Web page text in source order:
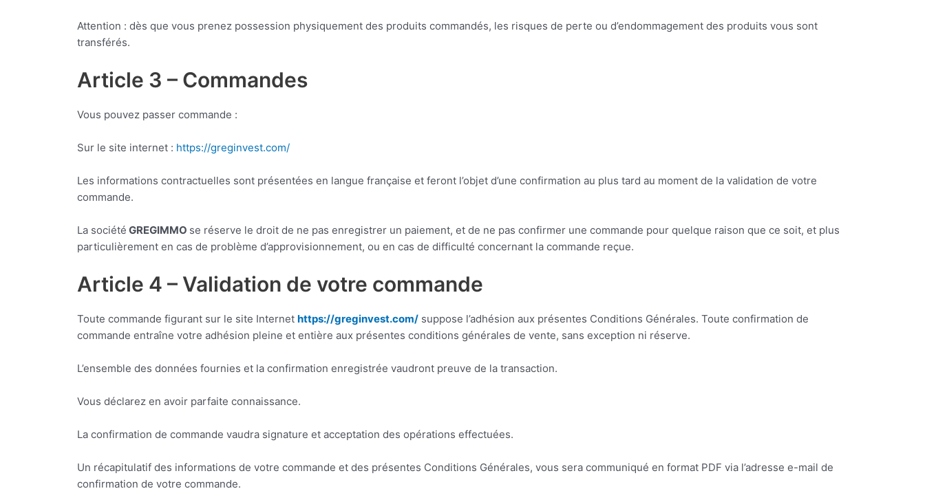
Attention : dès que vous prenez possession physiquement des produits commandés, les risques de perte ou d’endommagement des produits vous sont
transférés.
Article 3 – Commandes
Vous pouvez passer commande :
Sur le site internet : https://greginvest.com/
Les informations contractuelles sont présentées en langue française et feront l’objet d’une confirmation au plus tard au moment de la validation de votre
commande.
La société GREGIMMO se réserve le droit de ne pas enregistrer un paiement, et de ne pas confirmer une commande pour quelque raison que ce soit, et plus
particulièrement en cas de problème d’approvisionnement, ou en cas de difficulté concernant la commande reçue.
Article 4 – Validation de votre commande
Toute commande figurant sur le site Internet https://greginvest.com/ suppose l’adhésion aux présentes Conditions Générales. Toute confirmation de
commande entraîne votre adhésion pleine et entière aux présentes conditions générales de vente, sans exception ni réserve.
L’ensemble des données fournies et la confirmation enregistrée vaudront preuve de la transaction.
Vous déclarez en avoir parfaite connaissance.
La confirmation de commande vaudra signature et acceptation des opérations effectuées.
Un récapitulatif des informations de votre commande et des présentes Conditions Générales, vous sera communiqué en format PDF via l’adresse e-mail de
confirmation de votre commande.